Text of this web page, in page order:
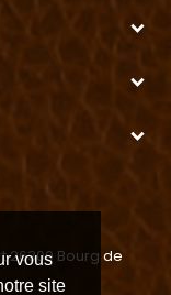
vous
site
26300 Bourg de